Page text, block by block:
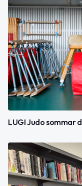
LUGI Judo sommar